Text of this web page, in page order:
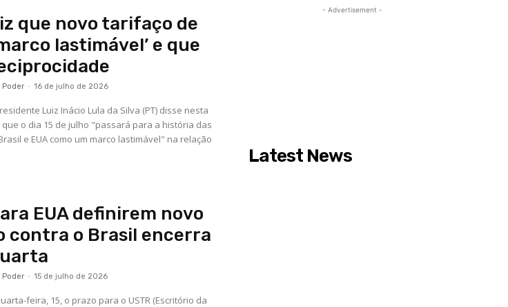
que novo tarifaço de
lastimável’ e que
Poder - 16 de julho de 2026
Luiz Inácio Lula da Silva (PT) disse nesta
o dia 15 de julho "passará para a história das
e EUA como um marco lastimável" na relação
EUA definirem novo
contra o Brasil encerra
Poder - 15 de julho de 2026
feira, 15, o prazo para o USTR (Escritório da
- Advertisement -
Latest News